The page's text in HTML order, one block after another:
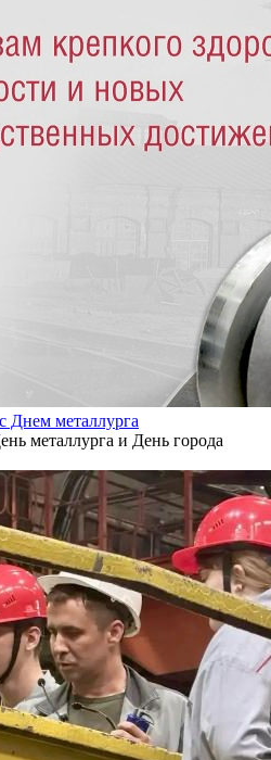
Днем металлурга
металлурга и День города